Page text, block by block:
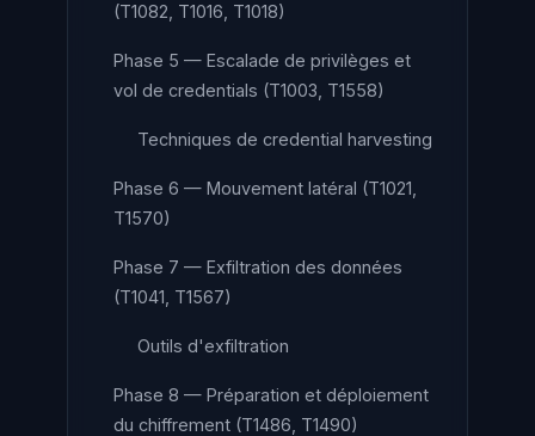
(T1082, T1016, T1018)
Phase 5 — Escalade de privilèges et
vol de credentials (T1003, T1558)
Techniques de credential harvesting
Phase 6 — Mouvement latéral (T1021,
T1570)
Phase 7 — Exfiltration des données
(T1041, T1567)
Outils d'exfiltration
Phase 8 — Préparation et déploiement
du chiffrement (T1486, T1490)